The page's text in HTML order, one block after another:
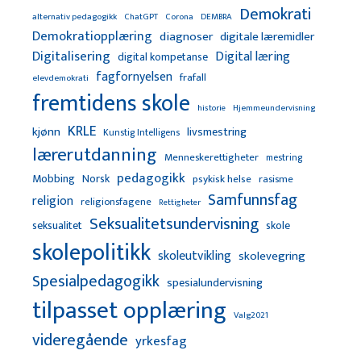
alternativ pedagogikk ChatGPT Corona DEMBRA Demokrati
Demokratiopplæring diagnoser digitale læremidler
Digitalisering digital kompetanse Digital læring
elevdemokrati fagfornyelsen frafall
fremtidens skole historie Hjemmeundervisning
kjønn KRLE Kunstig Intelligens livsmestring
lærerutdanning Menneskerettigheter mestring
Mobbing Norsk pedagogikk psykisk helse rasisme
religion religionsfagene Rettigheter Samfunnsfag
seksualitet Seksualitetsundervisning skole
skolepolitikk skoleutvikling skolevegring
Spesialpedagogikk spesialundervisning
tilpasset opplæring Valg2021
videregående yrkesfag